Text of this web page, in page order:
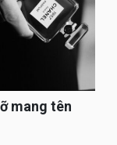
mang tên